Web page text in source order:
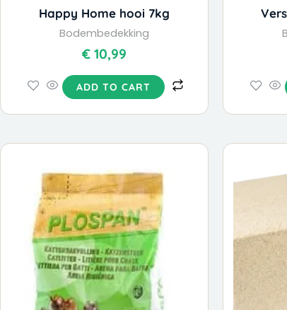
Happy Home hooi 7kg
Bodembedekking
€ 10,99
ADD TO CART